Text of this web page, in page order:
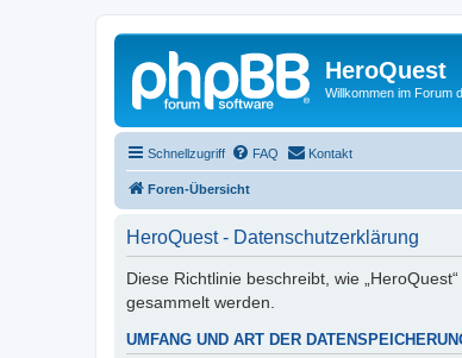
HeroQuest
Willkommen im Forum
Schnellzugriff FAQ Kontakt
Foren-Übersicht
HeroQuest - Datenschutzerklärung
Diese Richtlinie beschreibt, wie
gesammelt werden.
UMFANG UND ART DER